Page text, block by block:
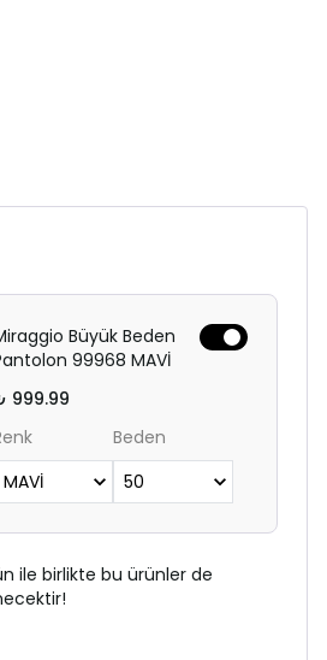
Büyük Beden
99968 MAVİ
999.99
Beden
ile birlikte bu ürünler de